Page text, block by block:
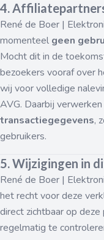
4.
René de Boer |
momenteel geen
Mocht dit in de
bezoekers vooraf over
wij voor volledige
AVG. Daarbij
transactiegegevens,
gebruikers.
5. Wijzigingen in
René de Boer |
het recht voor deze
direct zichtbaar op
regelmatig te